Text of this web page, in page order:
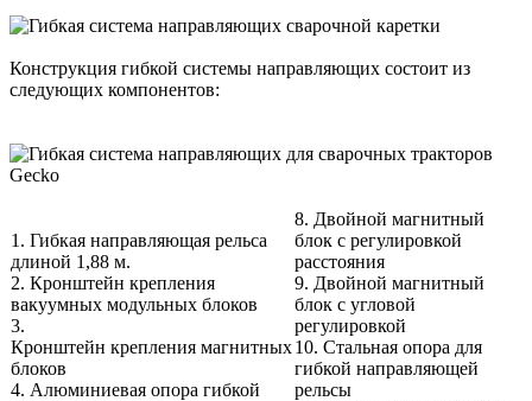
Конструкция гибкой системы направляющих состоит из
следующих компонентов:
1. Гибкая направляющая рельса
длиной 1,88 м.
2. Кронштейн крепления
вакуумных модульных блоков
3.
Кронштейн крепления магнитных
блоков
4. Алюминиевая опора гибкой
8. Двойной магнитный
блок с регулировкой
расстояния
9. Двойной магнитный
блок с угловой
регулировкой
10. Стальная опора для
гибкой направляющей
рельсы